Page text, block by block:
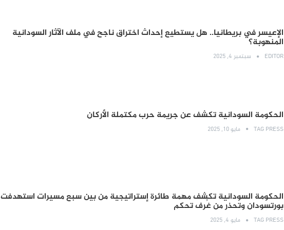
الإعيسر في بريطانيا.. هل يستطيع إحداث اختراق ناجح في ملف الآثار السودانية
المنهوبة؟
EDITOR سبتمبر 4, 2025
الحكومة السودانية تكشف عن جريمة حرب مكتملة الأركان
TAG PRESS مايو 10, 2025
الحكومة السودانية تكشف مهمة طائرة إستراتيجية من بين سبع مسيرات استهدفت
بورتسودان وتحذر من غُرف تحكم
TAG PRESS مايو 4, 2025